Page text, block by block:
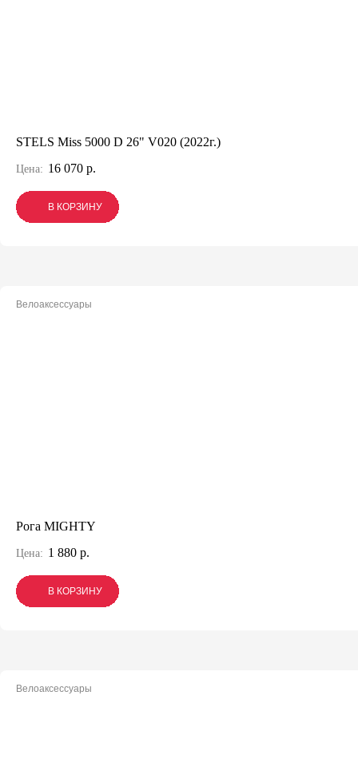
STELS Miss 5000 D 26" V020 (2022г.)
Цена: 16 070 р.
В КОРЗИНУ
В КОРЗИНУ
В КОРЗИНУ
Велоаксессуары
Рога MIGHTY
Цена: 1 880 р.
В КОРЗИНУ
В КОРЗИНУ
В КОРЗИНУ
Велоаксессуары